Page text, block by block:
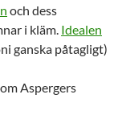
och dess
i kläm. Idealen
ganska påtagligt)
Aspergers